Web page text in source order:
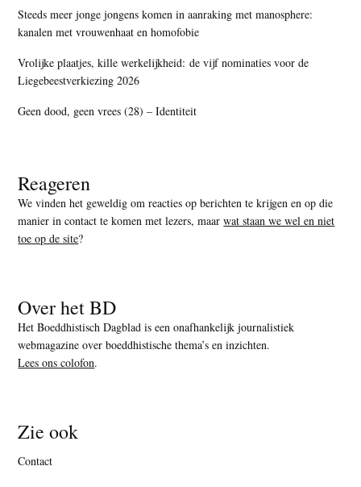
Steeds meer jonge jongens komen in aanraking met manosphere:
kanalen met vrouwenhaat en homofobie
Vrolijke plaatjes, kille werkelijkheid: de vijf nominaties voor de
Liegebeestverkiezing 2026
Geen dood, geen vrees (28) – Identiteit
Reageren
We vinden het geweldig om reacties op berichten te krijgen en op die
manier in contact te komen met lezers, maarwat staan we wel en niet
toe op de site?
Over het BD
Het Boeddhistisch Dagblad is een onafhankelijk journalistiek
webmagazine over boeddhistische thema’s en inzichten.
Lees ons colofon.
Zie ook
Contact